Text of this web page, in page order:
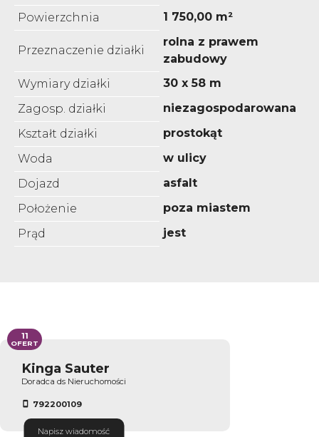
Powierzchnia
1 750,00 m²
Przeznaczenie działki
rolna z prawem
zabudowy
Wymiary działki
30 x 58 m
Zagosp. działki
niezagospodarowana
Kształt działki
prostokąt
Woda
w ulicy
Dojazd
asfalt
Położenie
poza miastem
Prąd
jest
Kinga Sauter
Doradca ds Nieruchomości
792200109
Napisz wiadomość
11
OFERT